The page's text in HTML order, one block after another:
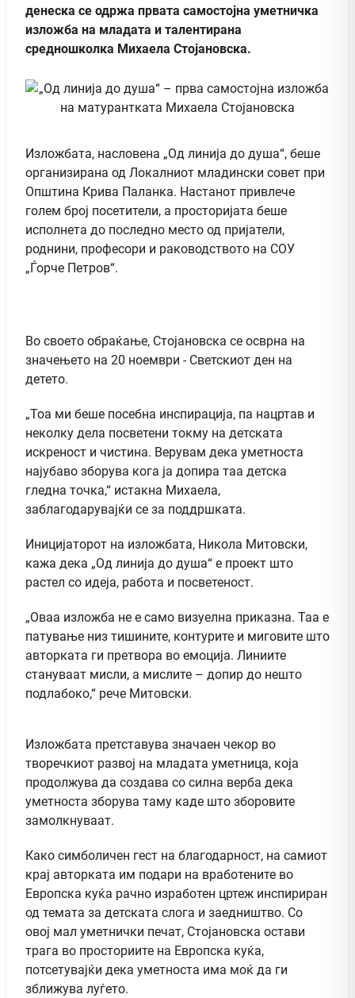
денеска се одржа првата самостојна уметничка
изложба на младата и талентирана
средношколка Михаела Стојановска.
Изложбата, насловена „Од линија до душа“, беше
организирана од Локалниот младински совет при
Општина Крива Паланка. Настанот привлече
голем број посетители, а просторијата беше
исполнета до последно место од пријатели,
роднини, професори и раководството на СОУ
„Ѓорче Петров“.
Во своето обраќање, Стојановска се осврна на
значењето на 20 ноември - Светскиот ден на
детето.
„Тоа ми беше посебна инспирација, па нацртав и
неколку дела посветени токму на детската
искреност и чистина. Верувам дека уметноста
најубаво зборува кога ја допира таа детска
гледна точка,“ истакна Михаела,
заблагодарувајќи се за поддршката.
Иницијаторот на изложбата, Никола Митовски,
кажа дека „Од линија до душа“ е проект што
растел со идеја, работа и посветеност.
„Оваа изложба не е само визуелна приказна. Таа е
патување низ тишините, контурите и миговите што
авторката ги претвора во емоција. Линиите
стануваат мисли, а мислите – допир до нешто
подлабоко,“ рече Митовски.
Изложбата претставува значаен чекор во
творечкиот развој на младата уметница, која
продолжува да создава со силна верба дека
уметноста зборува таму каде што зборовите
замолкнуваат.
Како симболичен гест на благодарност, на самиот
крај авторката им подари на вработените во
Европска куќа рачно изработен цртеж инспириран
од темата за детската слога и заедништво. Со
овој мал уметнички печат, Стојановска остави
трага во просториите на Европска куќа,
потсетувајќи дека уметноста има моќ да ги
зближува луѓето.